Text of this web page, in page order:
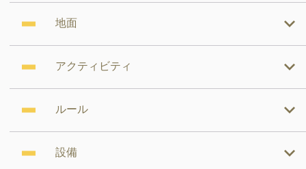
地面
アクティビティ
ルール
設備